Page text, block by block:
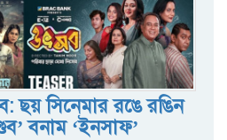
ছয় সিনেমার রঙে রঙিন
বনাম ‘ইনসাফ’